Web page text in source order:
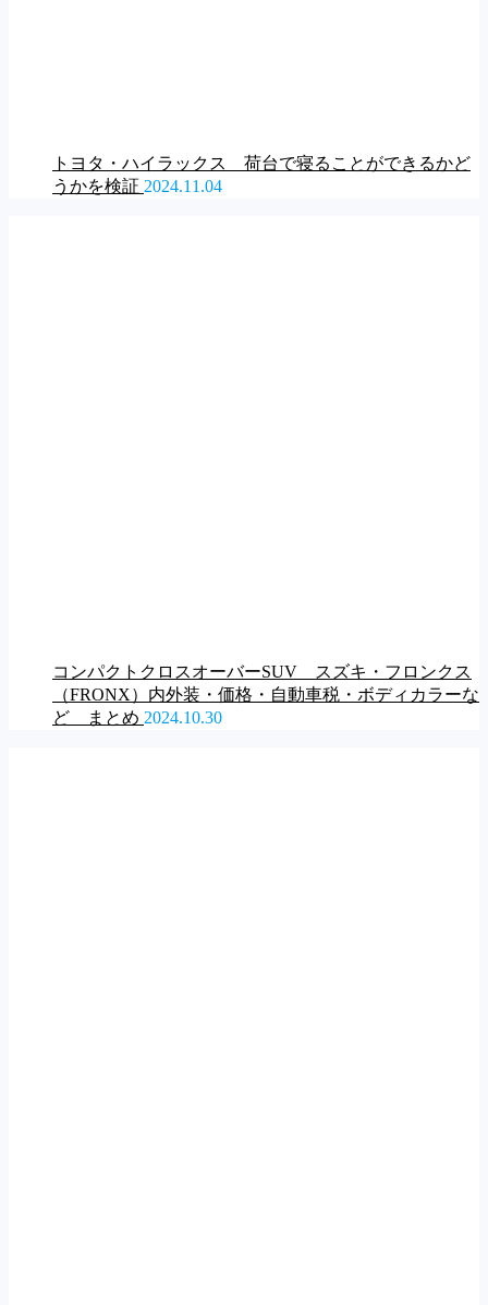
トヨタ・ハイラックス 荷台で寝ることができるかど
うかを検証 2024.11.04
コンパクトクロスオーバーSUV スズキ・フロンクス
（FRONX）内外装・価格・自動車税・ボディカラーな
ど まとめ 2024.10.30